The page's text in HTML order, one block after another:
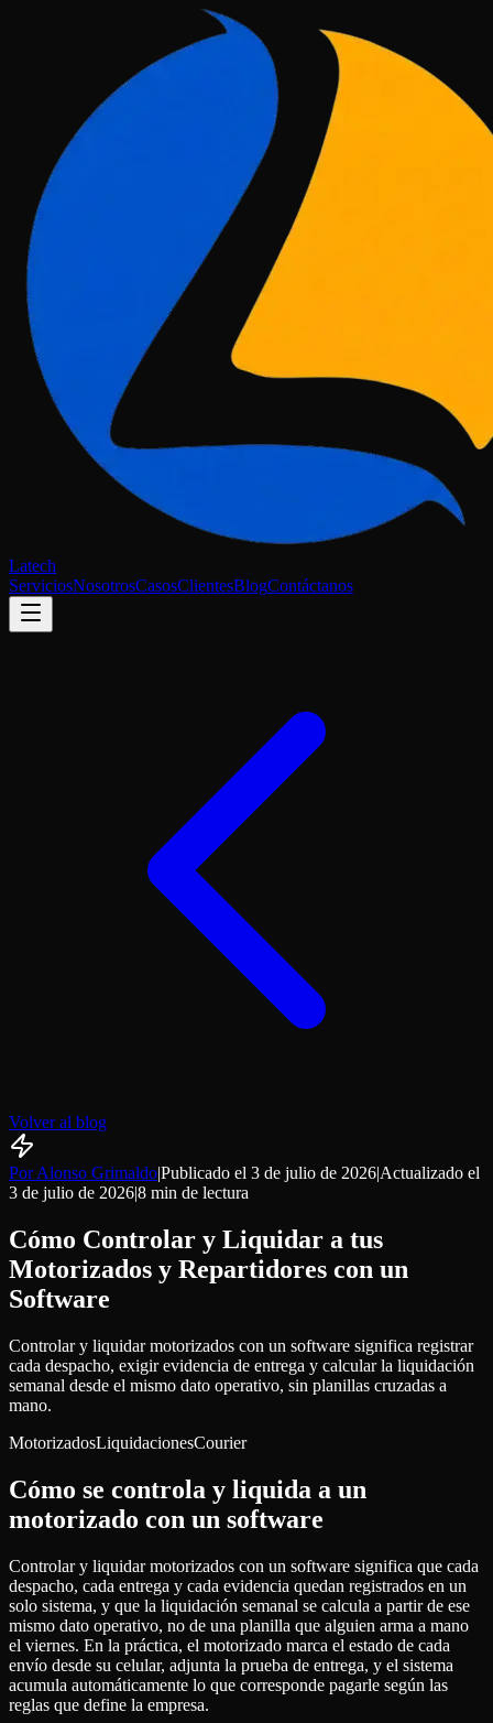
Latech
ServiciosNosotrosCasosClientesBlogContáctanos
Volver al blog
Por Alonso Grimaldo|Publicado el 3 de julio de 2026|Actualizado el
3 de julio de 2026|8 min de lectura
Cómo Controlar y Liquidar a tus
Motorizados y Repartidores con un
Software
Controlar y liquidar motorizados con un software significa registrar
cada despacho, exigir evidencia de entrega y calcular la liquidación
semanal desde el mismo dato operativo, sin planillas cruzadas a
mano.
MotorizadosLiquidacionesCourier
Cómo se controla y liquida a un
motorizado con un software
Controlar y liquidar motorizados con un software significa que cada
despacho, cada entrega y cada evidencia quedan registrados en un
solo sistema, y que la liquidación semanal se calcula a partir de ese
mismo dato operativo, no de una planilla que alguien arma a mano
el viernes. En la práctica, el motorizado marca el estado de cada
envío desde su celular, adjunta la prueba de entrega, y el sistema
acumula automáticamente lo que corresponde pagarle según las
reglas que define la empresa.